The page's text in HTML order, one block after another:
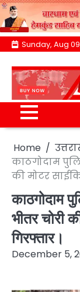
Skip
content
Sunday, Aug
Home
काठगोदाम
की मोटर
काठगोदाम
भीतर चोरी
गिरफ्तार।
December 5,